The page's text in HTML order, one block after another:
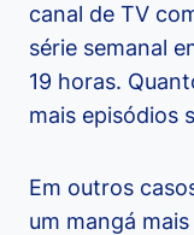
canal de TV
série semanal
19 horas.
mais episódios
Em outros
um mangá